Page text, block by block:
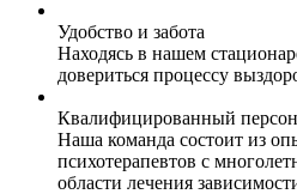
Удобство и забота
Находясь в нашем
довериться процессу
Квалифицированный
Наша команда состоит из
психотерапевтов с
области лечения